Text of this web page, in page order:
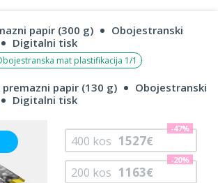
papir (300 g)
Obojestranski
Digitalni tisk
mat plastifikacija 1/1
papir (130 g)
Obojestranski
Digitalni tisk
200 kos 1163€
-20%
400 kos 1527€
-47%